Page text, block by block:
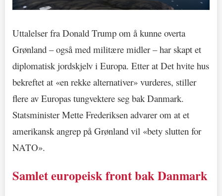
Uttalelser fra Donald Trump om å kunne overta
Grønland – også med militære midler – har skapt et
diplomatisk jordskjelv i Europa. Etter at Det hvite hus
bekreftet at «en rekke alternativer» vurderes, stiller
flere av Europas tungvektere seg bak Danmark.
Statsminister Mette Frederiksen advarer om at et
amerikansk angrep på Grønland vil «bety slutten for
NATO».
Samlet europeisk front bak Danmark